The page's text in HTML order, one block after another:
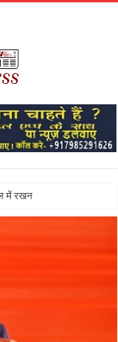
रखने की सजा संविधान के